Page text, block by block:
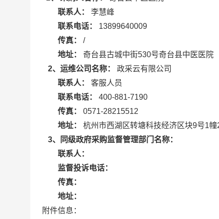
联系人：
李慧峰
联系电话：
13899640009
传真：
/
地址：
奇台县古城中街530号奇台县中医医院
2、运维公司名称：
政采云有限公司
联系人：
客服人员
联系电话：
400-881-7190
传真：
0571-28215512
地址：
杭州市西湖区转塘科技经济区块9号1幢
3、同级政府采购监督管理部门名称：
联系人：
监督投诉电话：
传真：
地址：
附件信息：